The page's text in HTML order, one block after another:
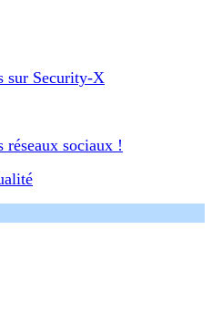
sur Security-X
sociaux !